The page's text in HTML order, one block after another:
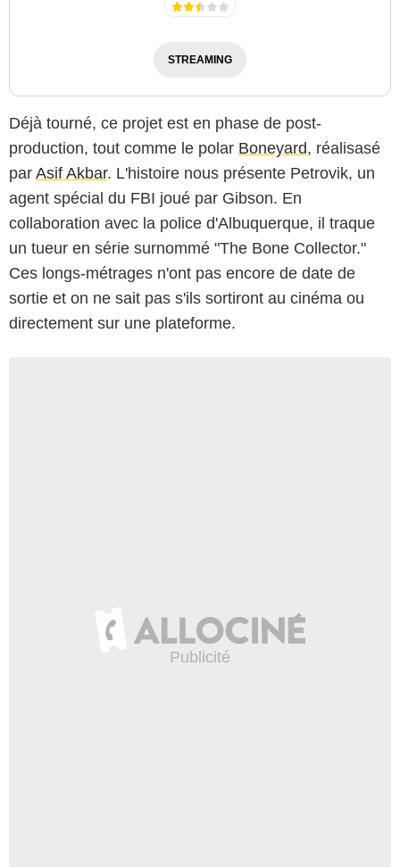
STREAMING
Déjà tourné, ce projet est en phase de post-
production, tout comme le polar Boneyard, réalisasé
par Asif Akbar. L'histoire nous présente Petrovik, un
agent spécial du FBI joué par Gibson. En
collaboration avec la police d'Albuquerque, il traque
un tueur en série surnommé "The Bone Collector."
Ces longs-métrages n'ont pas encore de date de
sortie et on ne sait pas s'ils sortiront au cinéma ou
directement sur une plateforme.